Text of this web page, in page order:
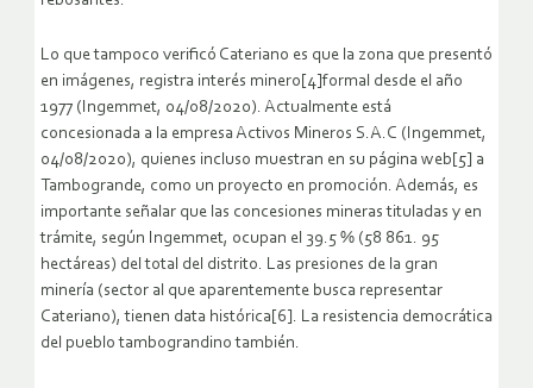
Lo que tampoco verificó Cateriano es que la zona que presentó
en imágenes, registra interés minero[4]formal desde el año
1977 (Ingemmet, 04/08/2020). Actualmente está
concesionada a la empresa Activos Mineros S.A.C (Ingemmet,
04/08/2020), quienes incluso muestran en su página web[5] a
Tambogrande, como un proyecto en promoción. Además, es
importante señalar que las concesiones mineras tituladas y en
trámite, según Ingemmet, ocupan el 39.5 % (58 861. 95
hectáreas) del total del distrito. Las presiones de la gran
minería (sector al que aparentemente busca representar
Cateriano), tienen data histórica[6]. La resistencia democrática
del pueblo tambograndino también.